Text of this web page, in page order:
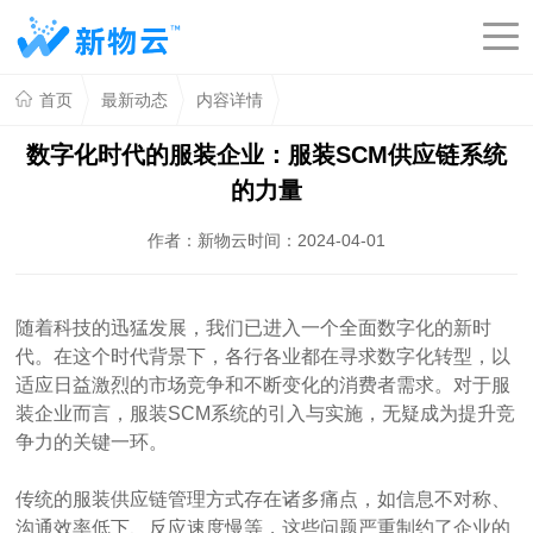
首页 最新动态 内容详情
数字化时代的服装企业：服装SCM供应链系统
的力量
作者：新物云时间：2024-04-01
随着科技的迅猛发展，我们已进入一个全面数字化的新时
代。在这个时代背景下，各行各业都在寻求数字化转型，以
适应日益激烈的市场竞争和不断变化的消费者需求。对于服
装企业而言，服装SCM系统的引入与实施，无疑成为提升竞
争力的关键一环。
传统的服装供应链管理方式存在诸多痛点，如信息不对称、
沟通效率低下、反应速度慢等，这些问题严重制约了企业的